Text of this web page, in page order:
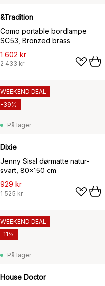
&Tradition
Como portable bordlampe
SC53, Bronzed brass
1 602 kr
2 433 kr
På lager
Dixie
Jenny Sisal dørmatte natur-
svart, 80x150 cm
929 kr
1 525 kr
WEEKEND DEAL
-39%
På lager
House Doctor
WEEKEND DEAL
-11%